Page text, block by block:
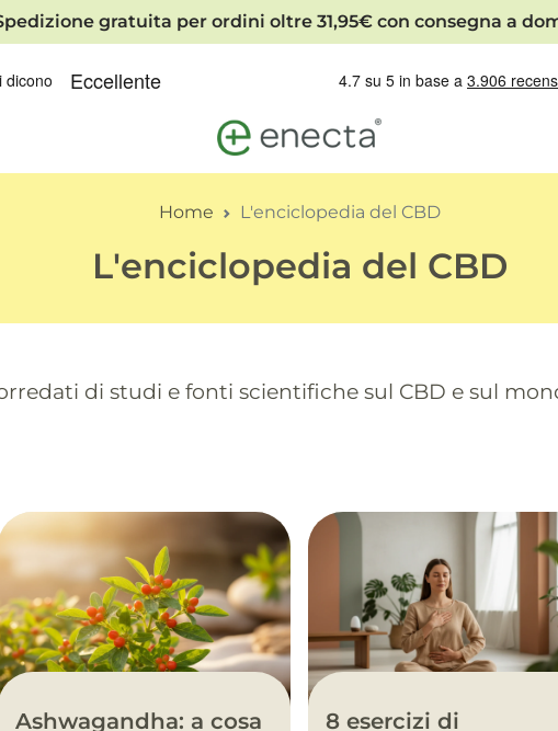
gratuita per ordini oltre 31,95€ con consegna a
Home L'enciclopedia del CBD
L'enciclopedia del CBD
di studi e fonti scientifiche sul CBD e sul
Ashwagandha: a cosa
8 esercizi di